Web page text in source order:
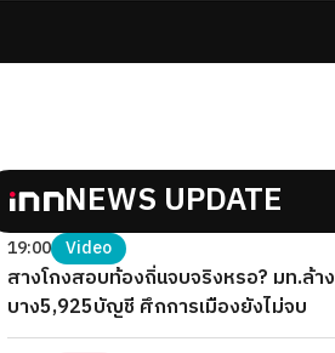
NEWS UPDATE
19:00 Video
สางโกงสอบท้องถิ่นจบจริงหรอ? มท.ล้าง
บาง5,925บัญชี ศึกการเมืองยังไม่จบ